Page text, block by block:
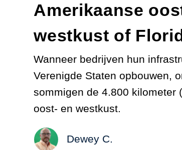
Amerikaanse
westkust of
Wanneer bedrijven hun
Verenigde Staten opbouwen,
sommigen de 4.800 kilometer
oost- en westkust.
Dewey C.